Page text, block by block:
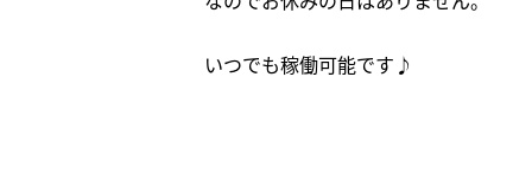
いつでも稼働可能です♪